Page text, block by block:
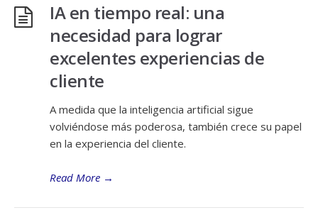
IA en tiempo real: una
necesidad para lograr
excelentes experiencias de
cliente
A medida que la inteligencia artificial sigue
volviéndose más poderosa, también crece su papel
en la experiencia del cliente.
Read More →